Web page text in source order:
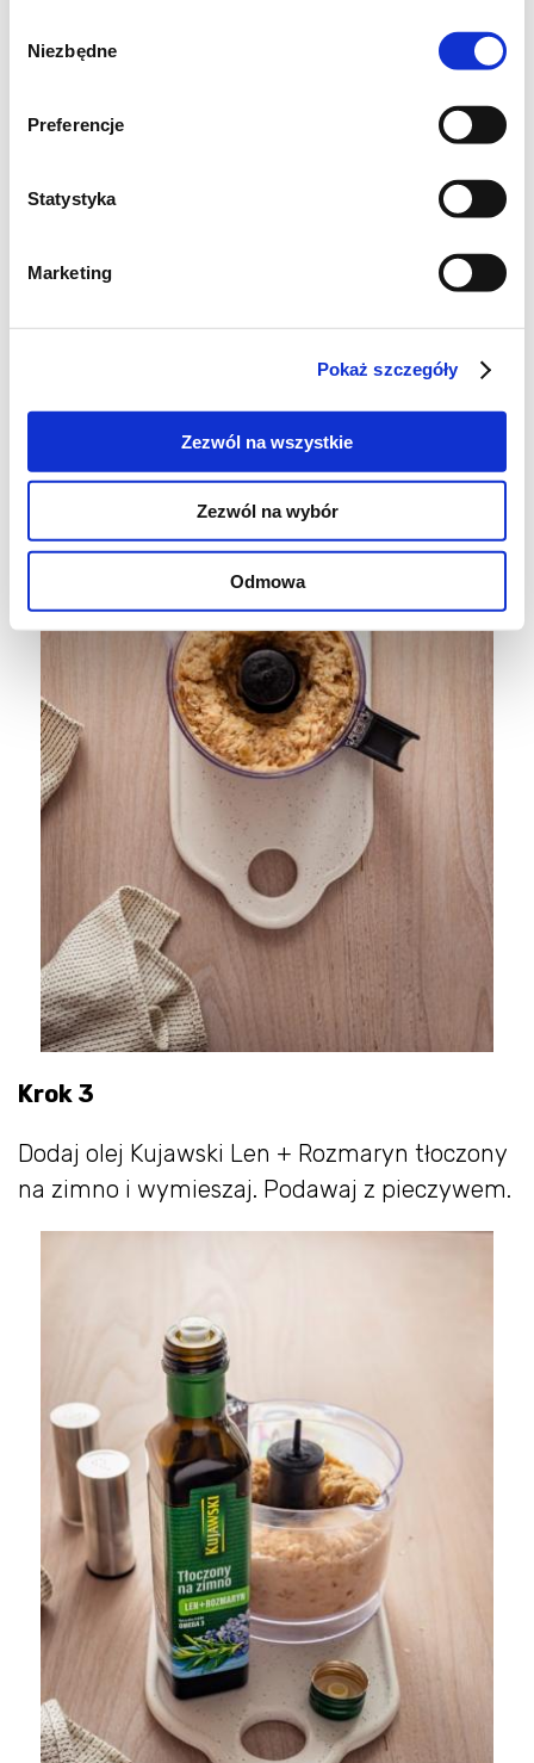
zgody
Niezbędne
Preferencje
Statystyka
Marketing
Pokaż szczegóły
Zezwól na wszystkie
Zezwól na wybór
Odmowa
niezbyt gładką pastę. Możesz też rozgnieść
warzywa za pomocą widelca. Dopraw do
smaku solą i pieprzem.
Krok 3
Dodaj olej Kujawski Len + Rozmaryn tłoczony
na zimno i wymieszaj. Podawaj z pieczywem.